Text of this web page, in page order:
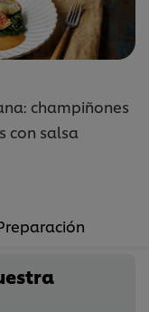
champiñones
con salsa